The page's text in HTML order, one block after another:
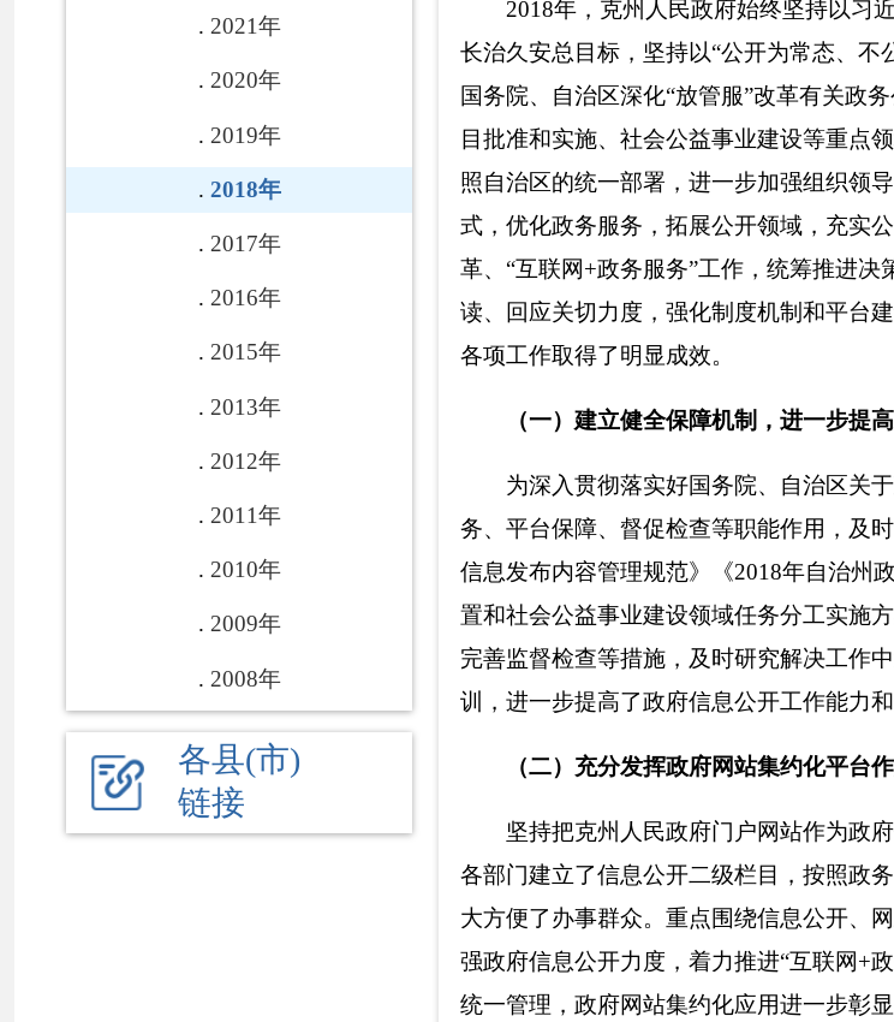
2011年
2010年
2009年
各县(市)
各项工作取得了明显成效。
（一）建立健全保障机制，进一步提高政府信息公开规
务、平台保障、督促检查等职能作用，及时制定印发了《自
信息发布内容管理规范》《2018年自治州政务公开工作要
置和社会公益事业建设领域任务分工实施方案》等文件，
完善监督检查等措施，及时研究解决工作中遇到的问题。
训，进一步提高了政府信息公开工作能力和规范化水平。
（二）充分发挥政府网站集约化平台作用，进一步推动
人民政府门户网站作为政府信息公开的第一
大方便了办事群众。重点围绕信息公开、网上办事、互动交
信息公开力度， 着力 推进“互联网+政务服务”工作，推
广大公众可直接通过政府网站依申请公开申请， 规范依
实现申请表格下载和在线申请提交，明确工作标准，规范
）积极落实行政决策公开制度，进一步深化依法行
充分利用克州人民政府门户网站、政府信息公开专栏、
点，不断加大公开力度，扩大公开范围，细化公开内容，对
府全体会议和常务会议等相关会议，积极邀请纪委监委、人
及相关方代表列席会议，对重大事项决策进行监督。同时
议，进一步扩大政务公开的覆盖面和影响力。2018年克州 人